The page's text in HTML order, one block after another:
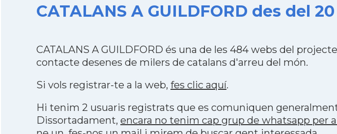
CATALANS A GUILDFORD des del
CATALANS A GUILDFORD és una de les 484 webs del
contacte desenes de milers de catalans d'arreu del món.
Si vols registrar-te a la web, fes clic aquí.
Hi tenim 2 usuaris registrats que es comuniquen
Dissortadament, encara no tenim cap grup de whatsapp per